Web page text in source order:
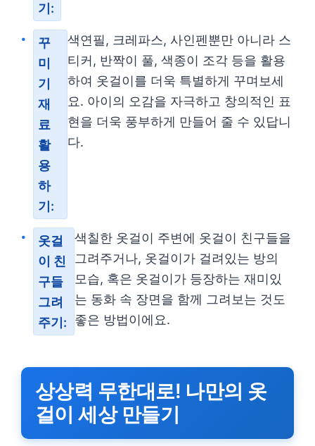
기:
꾸
미
기
재
료
활
용
하
기:
색연필, 크레파스, 사인펜뿐만 아니라 스
티커, 반짝이 풀, 색종이 조각 등을 활용
하여 옷걸이를 더욱 특별하게 꾸며보세
요. 아이의 오감을 자극하고 창의적인 표
현을 더욱 풍부하게 만들어 줄 수 있답니
다.
옷걸
이 친
구들
그려
주기:
색칠한 옷걸이 주변에 옷걸이 친구들을
그려주거나, 옷걸이가 걸려있는 방의
모습, 혹은 옷걸이가 등장하는 재미있
는 동화 속 장면을 함께 그려보는 것도
좋은 방법이에요.
상상력 무한대로! 나만의 옷
걸이 세상 만들기